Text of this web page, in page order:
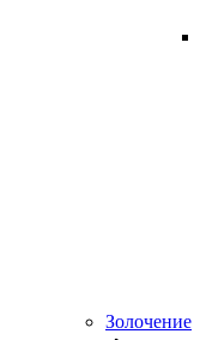
Золочение